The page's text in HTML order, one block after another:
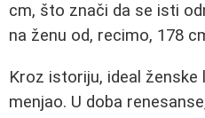
cm, što znači da se isti
na ženu od, recimo, 178
Kroz istoriju, ideal
menjao. U doba